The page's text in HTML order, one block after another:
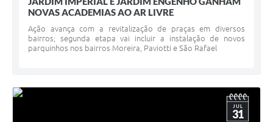
NOVAS ACADEMIAS AO AR LIVRE
Ação avança com a revitalização de praças em diversos
bairros; segunda etapa vai incluir a instalação de novos
parquinhos nos bairros Moreira, Paviotti e São Rafael
JUL
31